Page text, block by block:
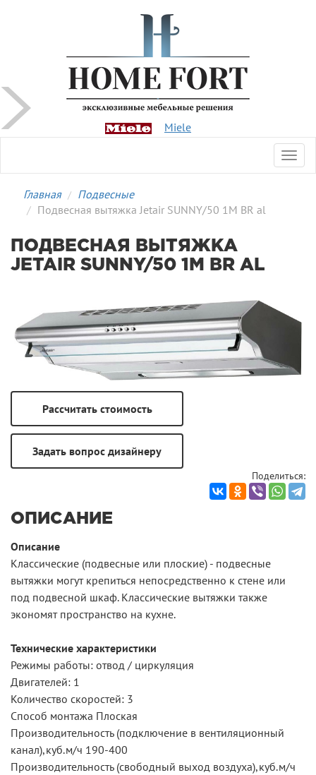
Miele
Главная
Подвесные
Подвесная вытяжка Jetair SUNNY/50 1M BR al
ПОДВЕСНАЯ ВЫТЯЖКА
JETAIR SUNNY/50 1M BR AL
Поделиться:
ОПИСАНИЕ
Описание
Классические (подвесные или плоские) - подвесные
вытяжки могут крепиться непосредственно к стене или
под подвесной шкаф. Классические вытяжки также
экономят пространство на кухне.
Технические характеристики
Режимы работы: отвод / циркуляция
Двигателей: 1
Количество скоростей: 3
Способ монтажа Плоская
Производительность (подключение в вентиляционный
канал),куб.м/ч 190-400
Производительность (свободный выход воздуха),куб.м/ч